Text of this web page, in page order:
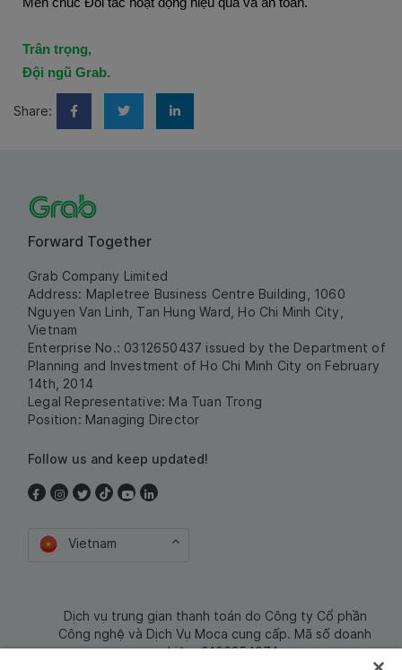
Trân trọng,
Đội ngũ Grab.
Share:
Forward Together
Grab Company Limited
Address: Mapletree Business Centre Building, 1060
Nguyen Van Linh, Tan Hung Ward, Ho Chi Minh City,
Vietnam
Enterprise No.: 0312650437 issued by the Department of
Planning and Investment of Ho Chi Minh City on February
14th, 2014
Legal Representative: Ma Tuan Trong
Position: Managing Director
Follow us and keep updated!
Vietnam
Dịch vụ trung gian thanh toán do Công ty Cổ phần
Công nghệ và Dịch Vụ Moca cung cấp. Mã số doanh
nghiệp: 0106254974